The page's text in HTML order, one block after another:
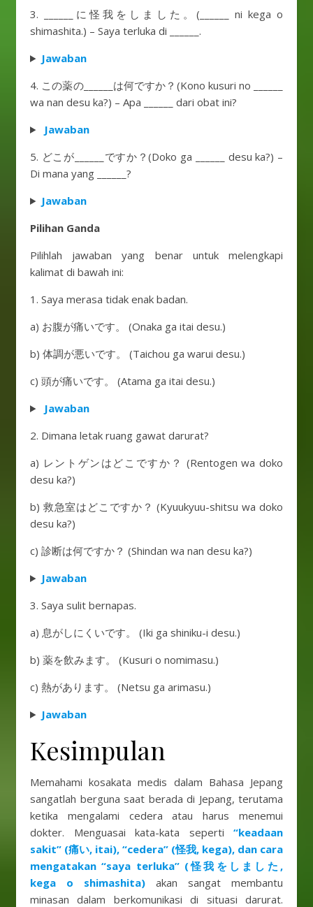
3. ______に怪我をしました。(______ ni kega o
shimashita.) – Saya terluka di ______.
Jawaban
4. この薬の______は何ですか？(Kono kusuri no ______
wa nan desu ka?) – Apa ______ dari obat ini?
Jawaban
5. どこが______ですか？(Doko ga ______ desu ka?) –
Di mana yang ______?
Jawaban
Pilihan Ganda
Pilihlah jawaban yang benar untuk melengkapi
kalimat di bawah ini:
1. Saya merasa tidak enak badan.
a) お腹が痛いです。 (Onaka ga itai desu.)
b) 体調が悪いです。 (Taichou ga warui desu.)
c) 頭が痛いです。 (Atama ga itai desu.)
Jawaban
2. Dimana letak ruang gawat darurat?
a) レントゲンはどこですか？ (Rentogen wa doko
desu ka?)
b) 救急室はどこですか？ (Kyuukyuu-shitsu wa doko
desu ka?)
c) 診断は何ですか？ (Shindan wa nan desu ka?)
Jawaban
3. Saya sulit bernapas.
a) 息がしにくいです。 (Iki ga shiniku-i desu.)
b) 薬を飲みます。 (Kusuri o nomimasu.)
c) 熱があります。 (Netsu ga arimasu.)
Jawaban
Kesimpulan
Memahami kosakata medis dalam Bahasa Jepang
sangatlah berguna saat berada di Jepang, terutama
ketika mengalami cedera atau harus menemui
dokter. Menguasai kata-kata seperti “keadaan
sakit” (痛い, itai), “cedera” (怪我, kega), dan cara
mengatakan “saya terluka” (怪我をしました,
kega o shimashita) akan sangat membantu
minasan dalam berkomunikasi di situasi darurat.